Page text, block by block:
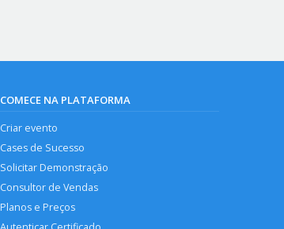
COMECE NA PLATAFORMA
Criar evento
Cases de Sucesso
Solicitar Demonstração
Consultor de Vendas
Planos e Preços